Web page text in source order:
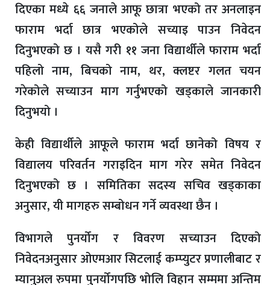
दिएका मध्ये ६६ जनाले आफू छात्रा भएको तर अनलाइन
फाराम भर्दा छात्र भएकोले सच्याइ पाउन निवेदन
दिनुभएको छ । यसै गरी ११ जना विद्यार्थीले फाराम भर्दा
पहिलो नाम, बिचको नाम, थर, क्लष्टर गलत चयन
गरेकोले सच्याउन माग गर्नुभएको खड्काले जानकारी
दिनुभयो ।
केही विद्यार्थीले आफूले फाराम भर्दा छानेको विषय र
विद्यालय परिवर्तन गराइदिन माग गरेर समेत निवेदन
दिनुभएको छ । समितिका सदस्य सचिव खड्काका
अनुसार, यी मागहरु सम्बोधन गर्ने व्यवस्था छैन ।
विभागले पुनर्योग र विवरण सच्याउन दिएको
निवेदनअनुसार ओएमआर सिटलाई कम्प्युटर प्रणालीबाट र
म्यानुअल रुपमा पुनर्योगपछि भोलि विहान सम्ममा अन्तिम